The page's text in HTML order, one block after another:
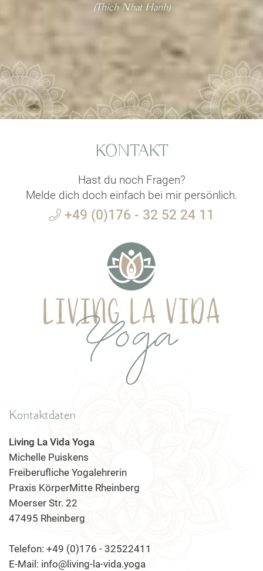
(Thich Nhat Hanh)
KONTAKT
Hast du noch Fragen?
Melde dich doch einfach bei mir persönlich.
+49 (0)176 - 32 52 24 11
Kontaktdaten
Living La Vida Yoga
Michelle Puiskens
Freiberufliche Yogalehrerin
Praxis KörperMitte Rheinberg
Moerser Str. 22
47495 Rheinberg
Telefon: +49 (0)176 - 32522411
E-Mail: info@living-la-vida.yoga